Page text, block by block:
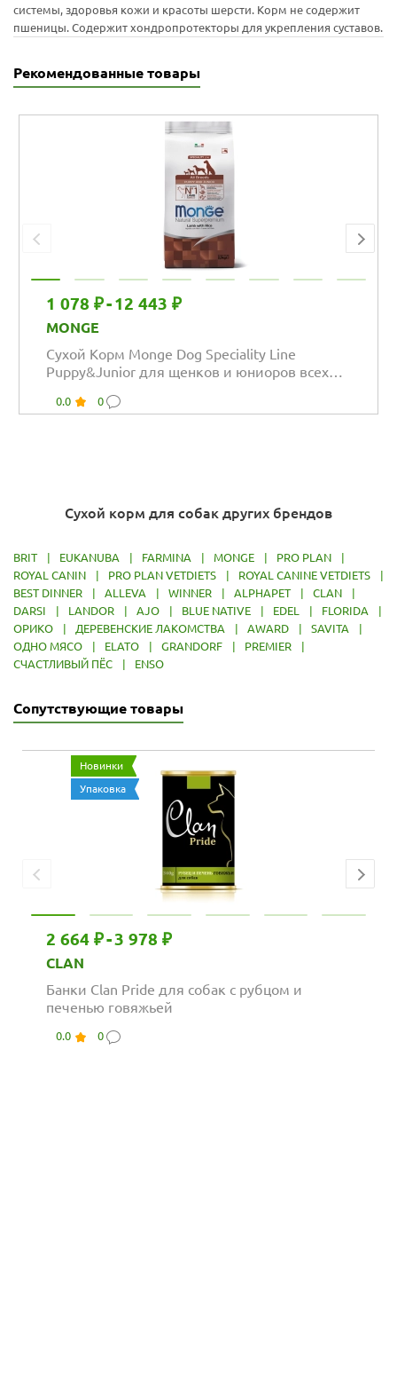
системы, здоровья кожи и красоты шерсти. Корм не содержит
пшеницы. Содержит хондропротекторы для укрепления суставов.
Рекомендованные товары
1 078 ₽-12 443 ₽
MONGE
Сухой Корм Monge Dog Speciality Line
Puppy&Junior для щенков и юниоров всех
0.0 0
Сухой корм для собак других брендов
BRIT | EUKANUBA | FARMINA | MONGE | PRO PLAN
|
ROYAL CANIN
| PRO PLAN VETDIETS | ROYAL CANINE VETDIETS
|
BEST DINNER
| ALLEVA | WINNER | ALPHAPET | CLAN
|
DARSI
| LANDOR | AJO | BLUE NATIVE | EDEL | FLORIDA
|
ОРИКО
| ДЕРЕВЕНСКИЕ ЛАКОМСТВА | AWARD | SAVITA
|
ОДНО МЯСО
| ELATO | GRANDORF | PREMIER
|
СЧАСТЛИВЫЙ ПЁС
| ENSO
Сопутствующие товары
Новинки
Упаковка
2 664 ₽-3 978 ₽
CLAN
Банки Clan Pride для собак с рубцом и
печенью говяжьей
0.0 0